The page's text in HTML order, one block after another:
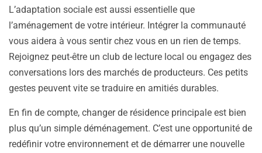
L’adaptation sociale est aussi essentielle que
l’aménagement de votre intérieur. Intégrer la communauté
vous aidera à vous sentir chez vous en un rien de temps.
Rejoignez peut-être un club de lecture local ou engagez des
conversations lors des marchés de producteurs. Ces petits
gestes peuvent vite se traduire en amitiés durables.
En fin de compte, changer de résidence principale est bien
plus qu’un simple déménagement. C’est une opportunité de
redéfinir votre environnement et de démarrer une nouvelle